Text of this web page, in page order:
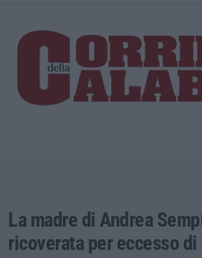
La madre di Andrea
ricoverata per eccesso di